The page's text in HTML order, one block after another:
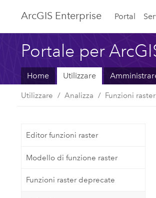
ArcGIS Enterprise Portal
Portale per
Home Utilizzare
Utilizzare Analizza Funzioni raster
Editor funzioni raster
Modello di funzione raster
Funzioni raster deprecate